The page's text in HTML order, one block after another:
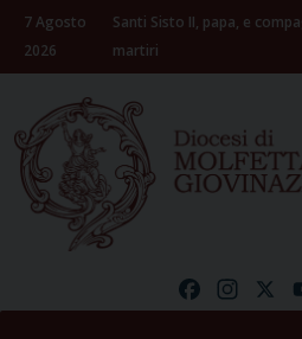
Skip
content
7 Agosto
2026
Santi Sisto II, papa, e
martiri
Facebook